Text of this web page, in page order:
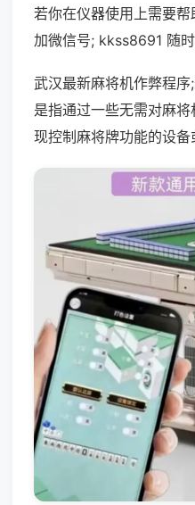
若你在仪器使用上需要
加微信号; kkss8691 随时
武汉最新麻将机作弊程
是指通过一些无需对麻
现控制麻将牌功能的设备